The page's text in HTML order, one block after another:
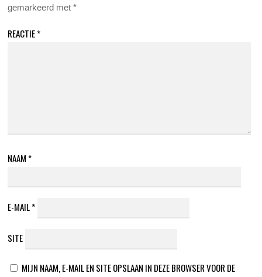
gemarkeerd met*
REACTIE*
NAAM *
E-MAIL*
SITE
MIJN NAAM, E-MAIL EN SITE OPSLAAN IN DEZE BROWSER VOOR DE